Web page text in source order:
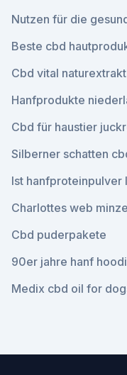
Nutzen für die
Beste cbd
Cbd vital
Hanfprodukte
Cbd für haustier
Silberner schatten
Ist hanfproteinpulver
Charlottes web
Cbd puderpakete
90er jahre hanf
Medix cbd oil for